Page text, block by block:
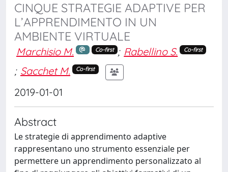
CINQUE STRATEGIE ADAPTIVE PER
L’APPRENDIMENTO IN UN
AMBIENTE VIRTUALE
Marchisio M. Co-first ; Rabellino S. Co-first
; Sacchet M. Co-first
2019-01-01
Abstract
Le strategie di apprendimento adaptive
rappresentano uno strumento essenziale per
permettere un apprendimento personalizzato al